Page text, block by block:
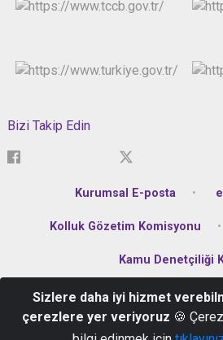
Bizi Takip Edin
Kurumsal E-posta
Kolluk Gözetim Komisyonu
Kamu Denetçiliği
Karşıyaka Mahallesi Atatürk Bulvarı
Telefon: +90 452 223 14 44
Sizlere daha iyi hizmet
çerezlere yer veriyoruz 🍪